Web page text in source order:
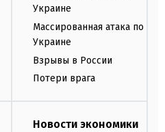
Украине
Массированная атака по
Украине
Взрывы в России
Потери врага
Новости экономики